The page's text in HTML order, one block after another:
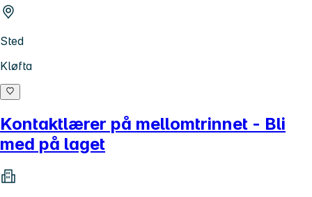
Sted
Kløfta
Kontaktlærer på mellomtrinnet - Bli
med på laget